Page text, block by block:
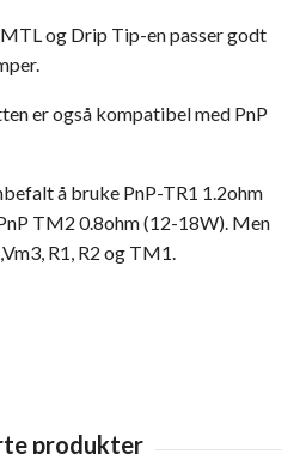
og Drip Tip-en passer godt
er også kompatibel med PnP
å bruke PnP-TR1 1.2ohm
TM2 0.8ohm (12-18W). Men
R1, R2 og TM1.